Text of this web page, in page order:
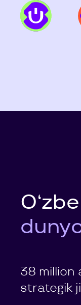
38 million
strategik